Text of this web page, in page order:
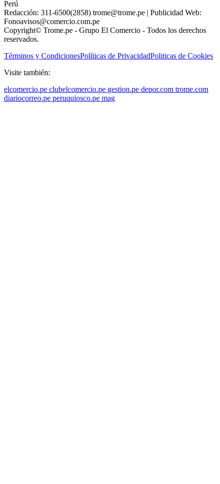
Perú
Redacción: 311-6500(2858) trome@trome.pe | Publicidad Web:
Fonoavisos@comercio.com.pe
Copyright© Trome.pe - Grupo El Comercio - Todos los derechos
reservados.
Términos y CondicionesPolíticas de PrivacidadPoliticas de Cookies
Visite también:
elcomercio.pe clubelcomercio.pe gestion.pe depor.com trome.com
diariocorreo.pe peruquiosco.pe mag